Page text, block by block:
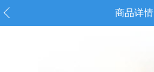
商品详情